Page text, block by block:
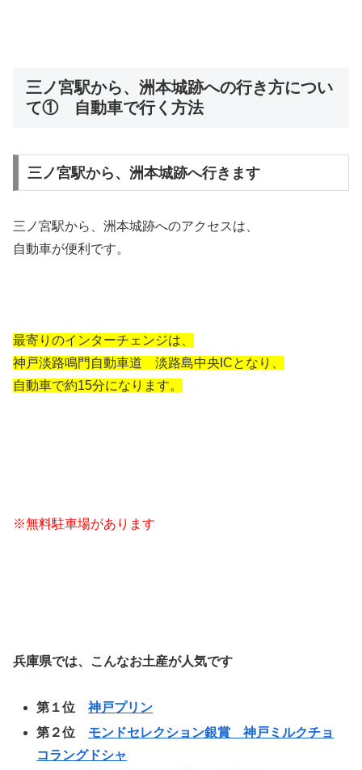
三ノ宮駅から、洲本城跡への行き方につい
て① 自動車で行く方法
三ノ宮駅から、洲本城跡へ行きます
三ノ宮駅から、洲本城跡へのアクセスは、
自動車が便利です。
最寄りのインターチェンジは、
神戸淡路鳴門自動車道 淡路島中央ICとなり、
自動車で約15分になります。
※無料駐車場があります
兵庫県では、こんなお土産が人気です
第１位神戸プリン
第２位 モンドセレクション銀賞 神戸ミルクチョ
コラングドシャ